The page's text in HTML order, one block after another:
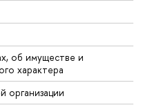
об имуществе и
характера
организации